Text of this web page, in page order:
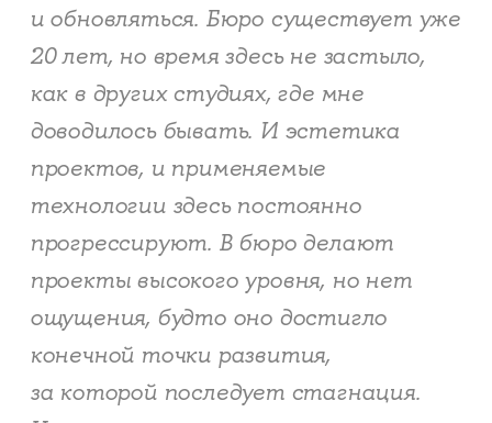
и обновляться. Бюро существует уже
20 лет, но время здесь не застыло,
как в других студиях, где мне
доводилось бывать. И эстетика
проектов, и применяемые
технологии здесь постоянно
прогрессируют. В бюро делают
проекты высокого уровня, но нет
ощущения, будто оно достигло
конечной точки развития,
за которой последует стагнация.